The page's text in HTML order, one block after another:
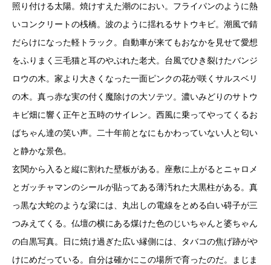
照り付ける太陽。焼けすえた潮のにおい。フライパンのように熱
いコンクリートの桟橋。波のように揺れるサトウキビ。潮風で錆
だらけになった軽トラック。自動車が来てもおなかを見せて愛想
をふりまく三毛猫と耳のやぶれた老犬。台風でひき裂けたバンジ
ロウの木。家より大きくなった一面ピンクの花が咲くサルスベリ
の木。真っ赤な実の付く魔除けの大ソテツ。濃いみどりのサトウ
キビ畑に響く正午と五時のサイレン。西風に乗ってやってくるお
ばちゃん達の笑い声。二十年前となにもかわっていない人と匂い
と静かな景色。
玄関から入ると縦に割れた壁板がある。座敷に上がるとニャロメ
とガッチャマンのシールが貼ってある薄汚れた大黒柱がある。真
っ黒な大蛇のような梁には、丸出しの電線をとめる白い碍子が三
つみえてくる。仏壇の横にある煤けた色のじいちゃんと婆ちゃん
の白黒写真。日に焼け過ぎた広い縁側には、タバコの焦げ跡がや
けにめだっている。自分は確かにこの場所で育ったのだ。まじま